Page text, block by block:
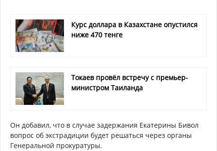
Курс доллара в Казахстане опустился
ниже 470 тенге
Токаев провёл встречу с премьер-
министром Таиланда
Он добавил, что в случае задержания Екатерины Бивол
вопрос об экстрадиции будет решаться через органы
Генеральной прокуратуры.